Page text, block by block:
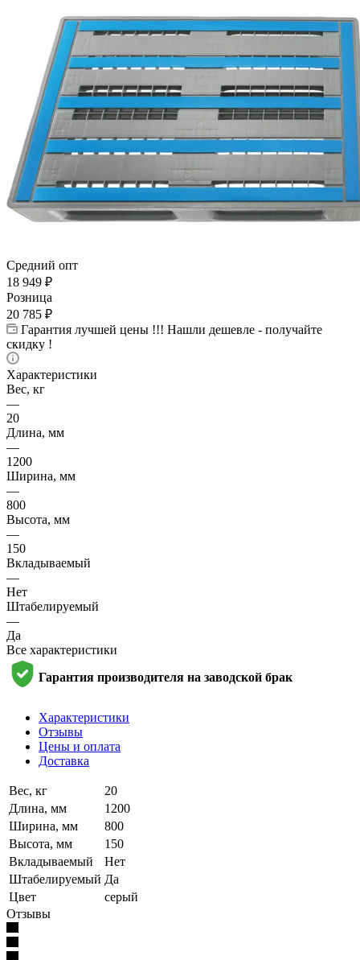
Средний опт
18 949 ₽
Розница
20 785 ₽
Гарантия лучшей цены !!! Нашли дешевле - получайте
скидку !
Характеристики
Вес, кг
—
20
Длина, мм
—
1200
Ширина, мм
—
800
Высота, мм
—
150
Вкладываемый
—
Нет
Штабелируемый
—
Да
Все характеристики
Гарантия производителя на заводской брак
Характеристики
Отзывы
Цены и оплата
Доставка
Вес, кг
20
Длина, мм
1200
Ширина, мм
800
Высота, мм
150
Вкладываемый
Нет
Штабелируемый Да
Цвет
серый
Отзывы